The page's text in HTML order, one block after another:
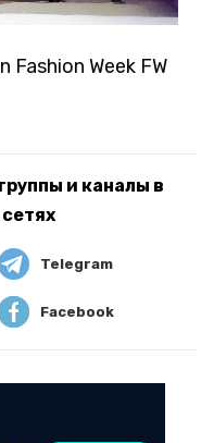
Fashion Week FW
и каналы в
Telegram
Facebook